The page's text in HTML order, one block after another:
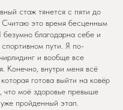
стаж тянется с пяти до
это время бесценным
благодарна себе и
пути. Я по-
и вообще все
Конечно, внутри меня всё
готова выйти на ковёр
что моё здоровье превыше
пройденный этап.